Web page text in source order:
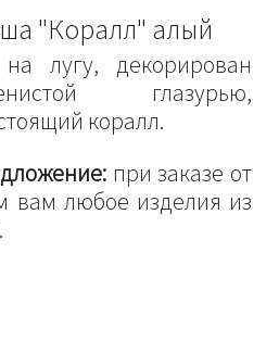
"Коралл" алый
лугу, декорирован
глазурью,
коралл.
при заказе от
вам любое изделия из
.